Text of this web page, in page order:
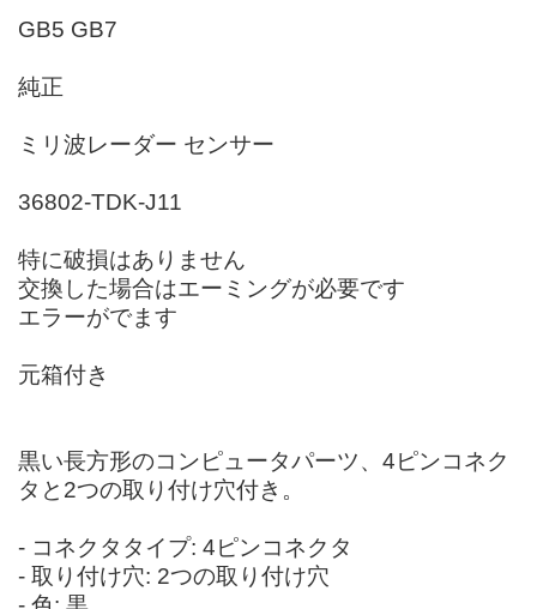
GB5 GB7
純正
ミリ波レーダー センサー
36802-TDK-J11
特に破損はありません
交換した場合はエーミングが必要です
エラーがでます
元箱付き
黒い長方形のコンピュータパーツ、4ピンコネク
タと2つの取り付け穴付き。
- コネクタタイプ: 4ピンコネクタ
- 取り付け穴: 2つの取り付け穴